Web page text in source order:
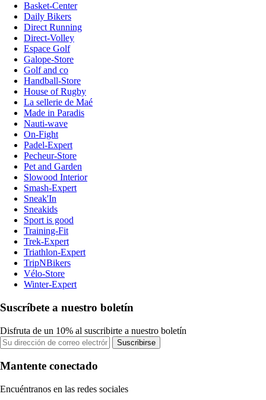
Basket-Center
Daily Bikers
Direct Running
Direct-Volley
Espace Golf
Galope-Store
Golf and co
Handball-Store
House of Rugby
La sellerie de Maé
Made in Paradis
Nauti-wave
On-Fight
Padel-Expert
Pecheur-Store
Pet and Garden
Slowood Interior
Smash-Expert
Sneak'In
Sneakids
Sport is good
Training-Fit
Trek-Expert
Triathlon-Expert
TripNBikers
Vélo-Store
Winter-Expert
Suscríbete a nuestro boletín
Disfruta de un 10% al suscribirte a nuestro boletín
Suscribirse
Mantente conectado
Encuéntranos en las redes sociales